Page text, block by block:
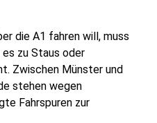
die A1 fahren will, muss
zu Staus oder
Zwischen Münster und
stehen wegen
Fahrspuren zur